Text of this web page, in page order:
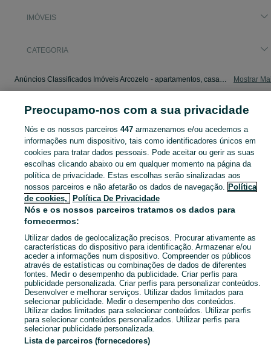
IMÓVEIS
CATEGORIA
Anúncios Classificados Imóveis Arcozelo - apartamentos, casas para arrendar, para vender. Veja os anúncios ou publique o seu anúncio de Imóveis grátis no OLX. Mostrar
Mapa do site
Mapa de mini-sites
Pesquisas populares
Preocupamo-nos com a sua privacidade
Nós e os nossos parceiros 447armazenamos e/ou acedemos a
informações num dispositivo, tais como identificadores únicos em
cookies para tratar dados pessoais. Pode aceitar ou gerir as suas
escolhas clicando abaixo ou em qualquer momento na página da
política de privacidade. Estas escolhas serão sinalizadas aos
nossos parceiros e não afetarão os dados de navegação. Política
de cookies,
Política De Privacidade
Nós e os nossos parceiros tratamos os dados para
fornecermos:
Utilizar dados de geolocalização precisos. Procurar ativamente as
características do dispositivo para identificação. Armazenar e/ou
aceder a informações num dispositivo. Compreender os públicos
através de estatísticas ou combinações de dados de diferentes
fontes. Medir o desempenho da publicidade. Criar perfis para
publicidade personalizada. Criar perfis para personalizar conteúdos.
Desenvolver e melhorar serviços. Utilizar dados limitados para
selecionar publicidade. Medir o desempenho dos conteúdos.
Utilizar dados limitados para selecionar conteúdos. Utilizar perfis
para selecionar conteúdos personalizados. Utilizar perfis para
selecionar publicidade personalizada.
Lista de parceiros (fornecedores)